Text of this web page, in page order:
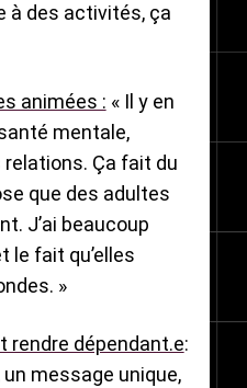
à des activités, ça
animées : « Il y en
mentale,
Ça fait du
que des adultes
J’ai beaucoup
le fait qu’elles
»
rendre dépendant.e:
un message unique,